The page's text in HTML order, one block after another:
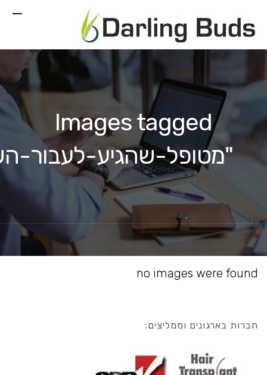
Images tagged
"מטופל-שהגיע-לעבור-
no images were found
חברות בארגונים וממליצים: